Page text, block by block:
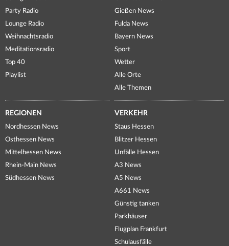
Party Radio
Lounge Radio
Weihnachtsradio
Meditationsradio
Top 40
Playlist
Gießen News
Fulda News
Bayern News
Sport
Wetter
Alle Orte
Alle Themen
REGIONEN
Nordhessen News
Osthessen News
Mittelhessen News
Rhein-Main News
Südhessen News
VERKEHR
Staus Hessen
Blitzer Hessen
Unfälle Hessen
A3 News
A5 News
A661 News
Günstig tanken
Parkhäuser
Flugplan Frankfurt
Schulausfälle